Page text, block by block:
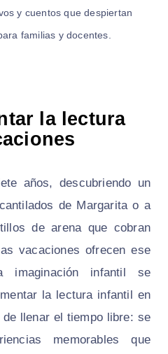
y cuentos que despiertan
familias y docentes.
la lectura
años, descubriendo un
de Margarita o a
de arena que cobran
vacaciones ofrecen ese
imaginación infantil se
la lectura infantil en
llenar el tiempo libre: se
memorables que